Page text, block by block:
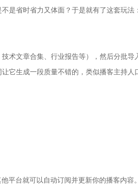
是省时省力又体面？于是就有了这套玩法
术文章合集、行业报告等），然后分批导
它生成一段质量不错的，类似播客主持
平台就可以自动订阅并更新你的播客内容。